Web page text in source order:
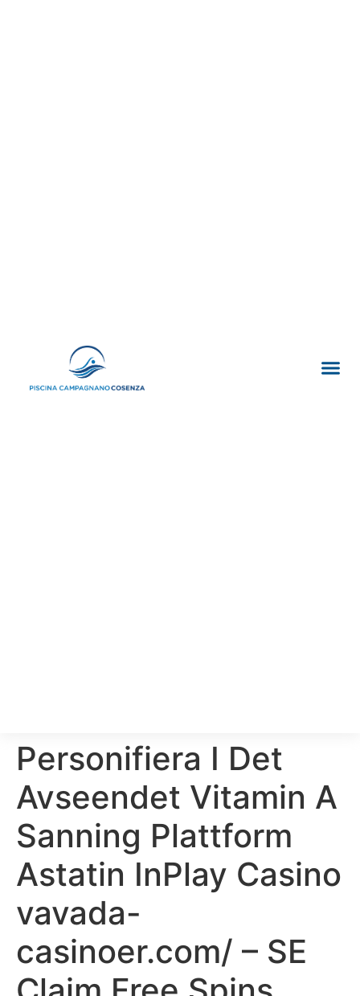
Personifiera I Det
Avseendet Vitamin A
Sanning Plattform
Astatin InPlay Casino
vavada-
casinoer.com/ – SE